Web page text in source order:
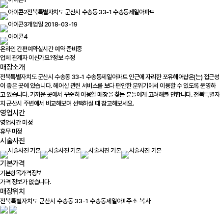
전북특별자치도 군산시 수송동 33-1 수송동제일아파트
개업일 2018-03-19
온라인 간편예약실시간 예약 준비중
업체 관계자 이신가요?정보 수정
매장소개
전북특별자치도 군산시 수송동 33-1 수송동제일아파트 인근에 자리한 포유헤어샵은(는) 접근성
이 좋은 곳에 있습니다. 헤어샵 관련 서비스를 보다 편안한 분위기에서 이용할 수 있도록 운영하
고 있습니다. 가까운 곳에서 꾸준히 이용할 매장을 찾는 분들에게 고려해볼 만합니다. 전북특별자
치 군산시 주변에서 비교해보며 선택하실 때 참고해보세요.
영업시간
영업시간 미정
휴무 미정
시술사진
기본가격
기본항목가격정보
가격 정보가 없습니다.
매장위치
주소 복사